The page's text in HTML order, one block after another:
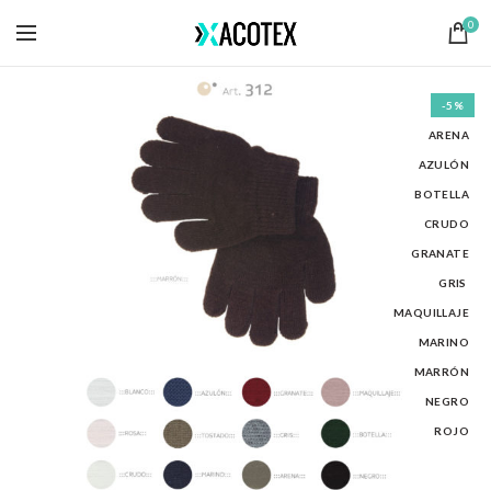
0
-5%
ARENA
AZULÓN
BOTELLA
CRUDO
GRANATE
GRIS
MAQUILLAJE
MARINO
MARRÓN
NEGRO
ROJO